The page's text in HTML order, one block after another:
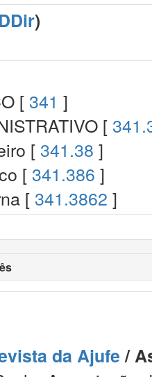
)
[ 341 ]
[
[ 341.38 ]
[ 341.386 ]
[ 341.3862 ]
da Ajufe/